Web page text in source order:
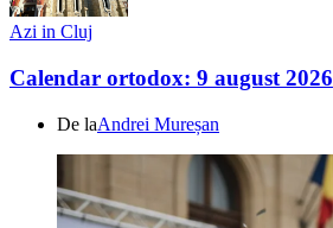
Azi in Cluj
Calendar ortodox: 9 august 2026
De laAndrei Mureșan